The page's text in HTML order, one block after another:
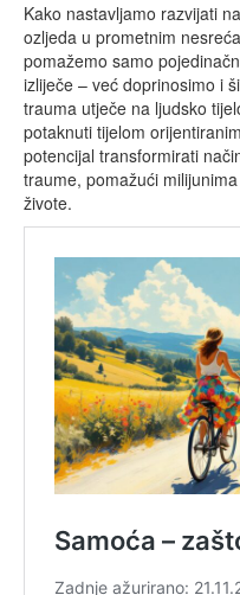
Kako nastavljamo razvijati
ozljeda u prometnim
pomažemo samo
izliječe – već doprinosimo i
trauma utječe na ljudsko
potaknuti tijelom
potencijal transformirati
traume, pomažući
živote.